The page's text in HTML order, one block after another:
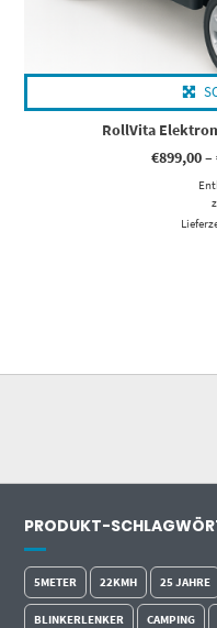
RollVita
€899,00–
PRODUKT-
5METER 22KMH 25 JAHRE
BLINKERLENKER CAMPING